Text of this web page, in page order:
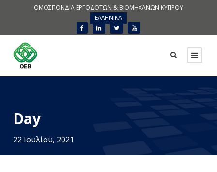
ΟΜΟΣΠΟΝΔΙΑ ΕΡΓΟΔΟΤΩΝ & ΒΙΟΜΗΧΑΝΩΝ ΚΥΠΡΟΥ
ΕΛΛΗΝΙΚΑ
Day
22 Ιουλίου, 2021